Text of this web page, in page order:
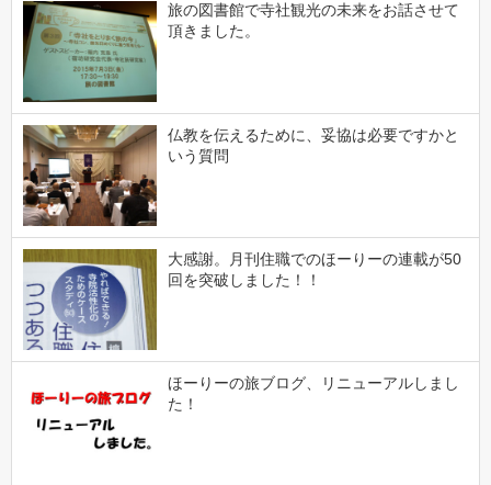
旅の図書館で寺社観光の未来をお話させて
頂きました。
仏教を伝えるために、妥協は必要ですかと
いう質問
大感謝。月刊住職でのほーりーの連載が50
回を突破しました！！
ほーりーの旅ブログ、リニューアルしまし
た！